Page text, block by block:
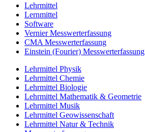
Lehrmittel
Lernmittel
Software
Vernier Messwerterfassung
CMA Messwerterfassung
Einstein (Fourier) Messwerterfassung
Lehrmittel Physik
Lehrmittel Chemie
Lehrmittel Biologie
Lehrmittel Mathematik & Geometrie
Lehrmittel Musik
Lehrmittel Geowissenschaft
Lehrmittel Natur & Technik